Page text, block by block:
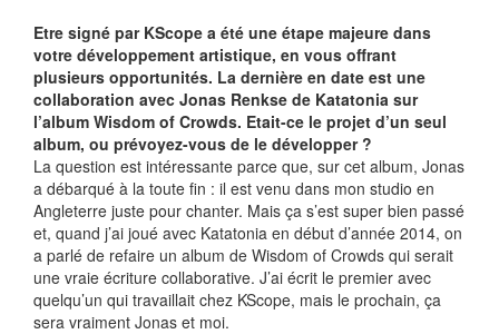
Etre signé par KScope a été une étape majeure dans
votre développement artistique, en vous offrant
plusieurs opportunités. La dernière en date est une
collaboration avec Jonas Renkse de Katatonia sur
l’album Wisdom of Crowds. Etait-ce le projet d’un seul
album, ou prévoyez-vous de le développer ?
La question est intéressante parce que, sur cet album, Jonas
a débarqué à la toute fin : il est venu dans mon studio en
Angleterre juste pour chanter. Mais ça s’est super bien passé
et, quand j’ai joué avec Katatonia en début d’année 2014, on
a parlé de refaire un album de Wisdom of Crowds qui serait
une vraie écriture collaborative. J’ai écrit le premier avec
quelqu’un qui travaillait chez KScope, mais le prochain, ça
sera vraiment Jonas et moi.